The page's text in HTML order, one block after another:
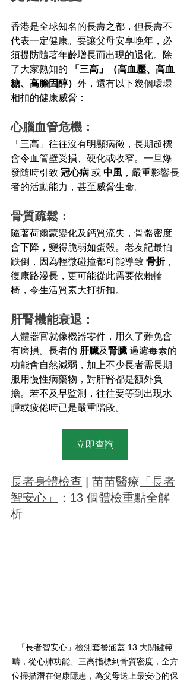
香港是全球知名的長壽之都，但長壽不
代表一定健康。要讓父母安享晚年，必
須提防隨著年齡增長而出現的退化。除
了大家熟知的
「三高」（高血壓、高血
糖、高膽固醇） 外，還有以下幾個環環
相扣的健康威脅：
心腦血管危機：
「三高」往往沒有明顯病徵，長期超標
會令血管壁受損、硬化或收窄。一旦爆
發隨時引致 冠心病 或 中風 ，嚴重影響長
者的活動能力，甚至威脅生命。
骨質疏鬆：
隨著荷爾蒙變化及鈣質流失，骨骼密度
會下降，變得脆弱如蛋殼。老友記最怕
跌倒，因為輕微碰撞都可能導致 骨折，
復康路漫長，更可能從此需要依賴輪
椅，令生活質素大打折扣。
肝腎機能衰退：
人體器官就像機器零件，用久了難免會
有磨損。長者的 肝臟及腎臟 過濾毒素的
功能會自然減弱，加上不少長者需長期
服用慢性病藥物，對肝腎都是額外負
擔。若不及早監測，往往要等到出現水
腫或疲倦時已是嚴重階段。
立即查詢
長者身體檢查 | 苗苗醫療 「長者
智安心」
：13 個體檢重點全解
析
「長者智安心」檢測套餐涵蓋 13 大關鍵範
疇，從心肺功能、三高指標到骨質密度，全方
位掃描潛在健康隱患，為父母送上最安心的保